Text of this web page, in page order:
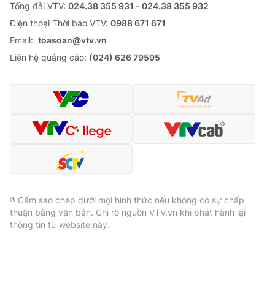
Tổng đài VTV: 024.38 355 931 - 024.38 355 932
Ðiện thoại Thời báo VTV: 0988 671 671
Email: toasoan@vtv.vn
Liên hệ quảng cáo: (024) 626 79595
® Cấm sao chép dưới mọi hình thức nếu không có sự chấp
thuận bằng văn bản. Ghi rõ nguồn VTV.vn khi phát hành lại
thông tin từ website này.